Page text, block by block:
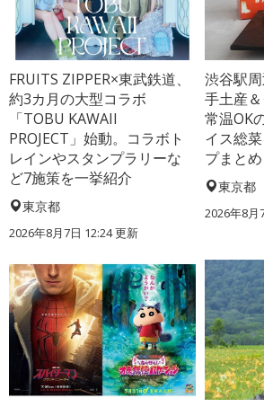
FRUITS ZIPPER×東武鉄道、
約3カ月の大型コラボ
「TOBU KAWAII
PROJECT」始動。コラボト
レインやスタンプラリーな
ど7施策を一挙紹介
東京都
2026年8月7日 12:24更新
渋谷駅
手土産
常温OK
イス総
プまとめ
東京都
2026年8月